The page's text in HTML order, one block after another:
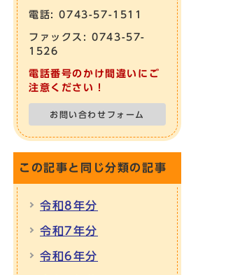
電話: 0743-57-1511
ファックス: 0743-57-
1526
電話番号のかけ間違いにご
注意ください！
お問い合わせフォーム
この記事と同じ分類の記事
令和8年分
令和7年分
令和6年分